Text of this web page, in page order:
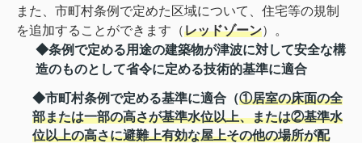
また、市町村条例で定めた区域について、住宅等の規制
を追加することができます（レッドゾーン）。
◆条例で定める用途の建築物が津波に対して安全な構
造のものとして省令に定める技術的基準に適合
◆市町村条例で定める基準に適合（①居室の床面の全
部または一部の高さが基準水位以上、または②基準水
位以上の高さに避難上有効な屋上その他の場所が配